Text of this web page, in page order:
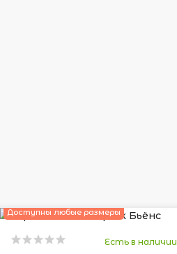
Доступны любые размеры
Есть в наличии